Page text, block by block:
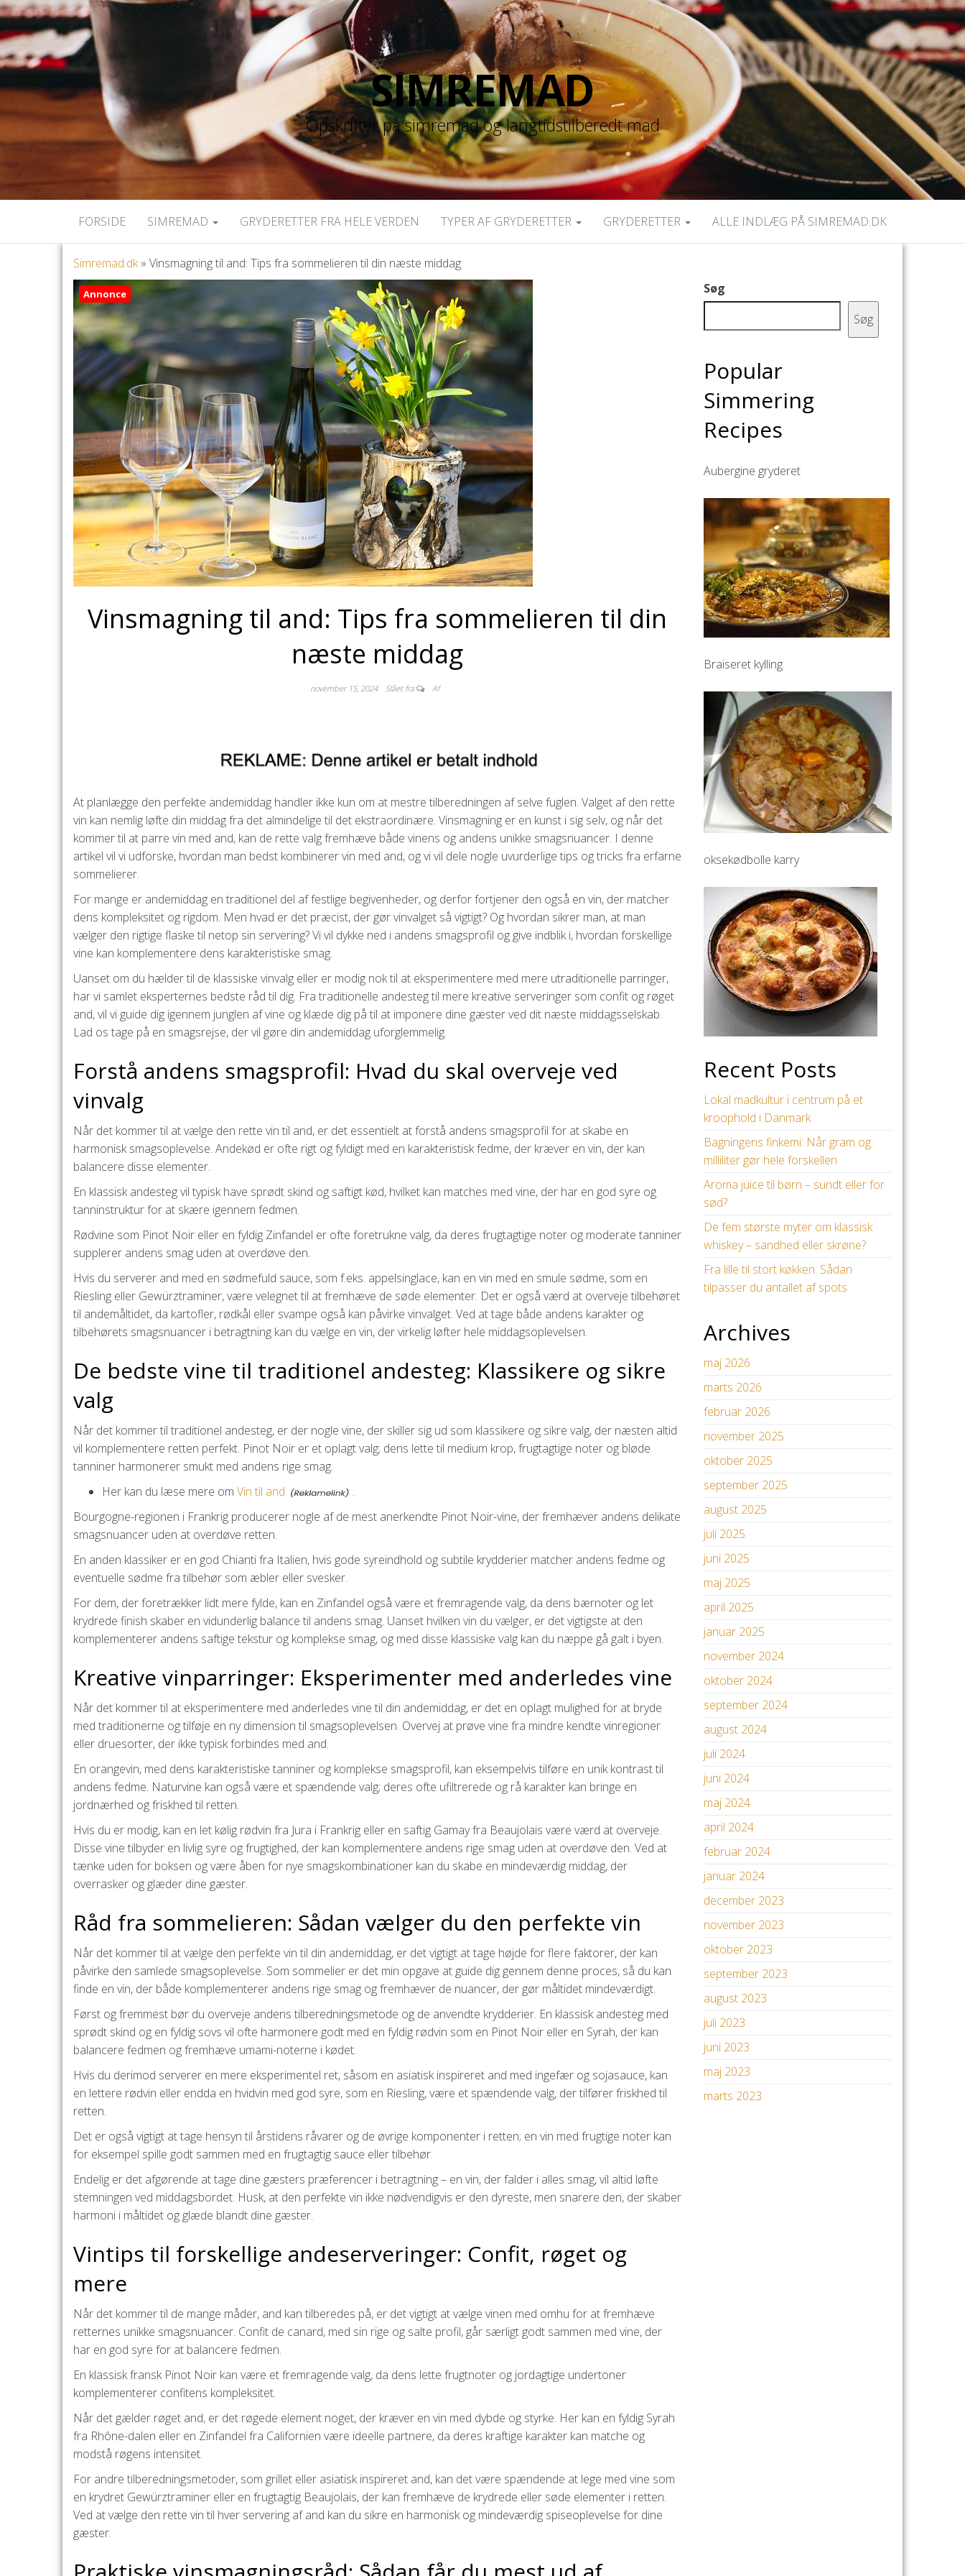
SIMREMAD
Opskrifter på simremad og langtidstilberedt mad
FORSIDE SIMREMAD GRYDERETTER FRA HELE VERDEN TYPER AF GRYDERETTER GRYDERETTER ALLE INDLÆG PÅ SIMREMAD.DK
Simremad.dk» Vinsmagning til and: Tips fra sommelieren til din næste middag
Annonce
Vinsmagning til and: Tips fra sommelieren til din
næste middag
november 15, 2024 Slået fra Af
At planlægge den perfekte andemiddag handler ikke kun om at mestre tilberedningen af selve fuglen. Valget af den rette
vin kan nemlig løfte din middag fra det almindelige til det ekstraordinære. Vinsmagning er en kunst i sig selv, og når det
kommer til at parre vin med and, kan de rette valg fremhæve både vinens og andens unikke smagsnuancer. I denne
artikel vil vi udforske, hvordan man bedst kombinerer vin med and, og vi vil dele nogle uvurderlige tips og tricks fra erfarne
sommelierer.
For mange er andemiddag en traditionel del af festlige begivenheder, og derfor fortjener den også en vin, der matcher
dens kompleksitet og rigdom. Men hvad er det præcist, der gør vinvalget så vigtigt? Og hvordan sikrer man, at man
vælger den rigtige flaske til netop sin servering? Vi vil dykke ned i andens smagsprofil og give indblik i, hvordan forskellige
vine kan komplementere dens karakteristiske smag.
Uanset om du hælder til de klassiske vinvalg eller er modig nok til at eksperimentere med mere utraditionelle parringer,
har vi samlet eksperternes bedste råd til dig. Fra traditionelle andesteg til mere kreative serveringer som confit og røget
and, vil vi guide dig igennem junglen af vine og klæde dig på til at imponere dine gæster ved dit næste middagsselskab.
Lad os tage på en smagsrejse, der vil gøre din andemiddag uforglemmelig.
Forstå andens smagsprofil: Hvad du skal overveje ved
vinvalg
Når det kommer til at vælge den rette vin til and, er det essentielt at forstå andens smagsprofil for at skabe en
harmonisk smagsoplevelse. Andekød er ofte rigt og fyldigt med en karakteristisk fedme, der kræver en vin, der kan
balancere disse elementer.
En klassisk andesteg vil typisk have sprødt skind og saftigt kød, hvilket kan matches med vine, der har en god syre og
tanninstruktur for at skære igennem fedmen.
Rødvine som Pinot Noir eller en fyldig Zinfandel er ofte foretrukne valg, da deres frugtagtige noter og moderate tanniner
supplerer andens smag uden at overdøve den.
Hvis du serverer and med en sødmefuld sauce, som f.eks. appelsinglace, kan en vin med en smule sødme, som en
Riesling eller Gewürztraminer, være velegnet til at fremhæve de søde elementer. Det er også værd at overveje tilbehøret
til andemåltidet, da kartofler, rødkål eller svampe også kan påvirke vinvalget. Ved at tage både andens karakter og
tilbehørets smagsnuancer i betragtning kan du vælge en vin, der virkelig løfter hele middagsoplevelsen.
De bedste vine til traditionel andesteg: Klassikere og sikre
valg
Når det kommer til traditionel andesteg, er der nogle vine, der skiller sig ud som klassikere og sikre valg, der næsten altid
vil komplementere retten perfekt. Pinot Noir er et oplagt valg; dens lette til medium krop, frugtagtige noter og bløde
tanniner harmonerer smukt med andens rige smag.
Her kan du læse mere om Vin til and
.
Bourgogne-regionen i Frankrig producerer nogle af de mest anerkendte Pinot Noir-vine, der fremhæver andens delikate
smagsnuancer uden at overdøve retten.
En anden klassiker er en god Chianti fra Italien, hvis gode syreindhold og subtile krydderier matcher andens fedme og
eventuelle sødme fra tilbehør som æbler eller svesker.
For dem, der foretrækker lidt mere fylde, kan en Zinfandel også være et fremragende valg, da dens bærnoter og let
krydrede finish skaber en vidunderlig balance til andens smag. Uanset hvilken vin du vælger, er det vigtigste at den
komplementerer andens saftige tekstur og komplekse smag, og med disse klassiske valg kan du næppe gå galt i byen.
Kreative vinparringer: Eksperimenter med anderledes vine
Når det kommer til at eksperimentere med anderledes vine til din andemiddag, er det en oplagt mulighed for at bryde
med traditionerne og tilføje en ny dimension til smagsoplevelsen. Overvej at prøve vine fra mindre kendte vinregioner
eller druesorter, der ikke typisk forbindes med and.
En orangevin, med dens karakteristiske tanniner og komplekse smagsprofil, kan eksempelvis tilføre en unik kontrast til
andens fedme. Naturvine kan også være et spændende valg; deres ofte ufiltrerede og rå karakter kan bringe en
jordnærhed og friskhed til retten.
Hvis du er modig, kan en let kølig rødvin fra Jura i Frankrig eller en saftig Gamay fra Beaujolais være værd at overveje.
Disse vine tilbyder en livlig syre og frugtighed, der kan komplementere andens rige smag uden at overdøve den. Ved at
tænke uden for boksen og være åben for nye smagskombinationer kan du skabe en mindeværdig middag, der
overrasker og glæder dine gæster.
Råd fra sommelieren: Sådan vælger du den perfekte vin
Når det kommer til at vælge den perfekte vin til din andemiddag, er det vigtigt at tage højde for flere faktorer, der kan
påvirke den samlede smagsoplevelse. Som sommelier er det min opgave at guide dig gennem denne proces, så du kan
finde en vin, der både komplementerer andens rige smag og fremhæver de nuancer, der gør måltidet mindeværdigt.
Først og fremmest bør du overveje andens tilberedningsmetode og de anvendte krydderier. En klassisk andesteg med
sprødt skind og en fyldig sovs vil ofte harmonere godt med en fyldig rødvin som en Pinot Noir eller en Syrah, der kan
balancere fedmen og fremhæve umami-noterne i kødet.
Hvis du derimod serverer en mere eksperimentel ret, såsom en asiatisk inspireret and med ingefær og sojasauce, kan
en lettere rødvin eller endda en hvidvin med god syre, som en Riesling, være et spændende valg, der tilfører friskhed til
retten.
Det er også vigtigt at tage hensyn til årstidens råvarer og de øvrige komponenter i retten; en vin med frugtige noter kan
for eksempel spille godt sammen med en frugtagtig sauce eller tilbehør.
Endelig er det afgørende at tage dine gæsters præferencer i betragtning – en vin, der falder i alles smag, vil altid løfte
stemningen ved middagsbordet. Husk, at den perfekte vin ikke nødvendigvis er den dyreste, men snarere den, der skaber
harmoni i måltidet og glæde blandt dine gæster.
Vintips til forskellige andeserveringer: Confit, røget og
mere
Når det kommer til de mange måder, and kan tilberedes på, er det vigtigt at vælge vinen med omhu for at fremhæve
retternes unikke smagsnuancer. Confit de canard, med sin rige og salte profil, går særligt godt sammen med vine, der
har en god syre for at balancere fedmen.
En klassisk fransk Pinot Noir kan være et fremragende valg, da dens lette frugtnoter og jordagtige undertoner
komplementerer confitens kompleksitet.
Når det gælder røget and, er det røgede element noget, der kræver en vin med dybde og styrke. Her kan en fyldig Syrah
fra Rhône-dalen eller en Zinfandel fra Californien være ideelle partnere, da deres kraftige karakter kan matche og
modstå røgens intensitet.
For andre tilberedningsmetoder, som grillet eller asiatisk inspireret and, kan det være spændende at lege med vine som
en krydret Gewürztraminer eller en frugtagtig Beaujolais, der kan fremhæve de krydrede eller søde elementer i retten.
Ved at vælge den rette vin til hver servering af and kan du sikre en harmonisk og mindeværdig spiseoplevelse for dine
gæster.
Søg
Søg
Popular
Simmering
Recipes
Aubergine gryderet
Braiseret kylling
oksekødbolle karry
Recent Posts
Lokal madkultur i centrum på et
kroophold i Danmark
Bagningens finkemi: Når gram og
milliliter gør hele forskellen
Aroma juice til børn – sundt eller for
sød?
De fem største myter om klassisk
whiskey – sandhed eller skrøne?
Fra lille til stort køkken: Sådan
tilpasser du antallet af spots
Archives
maj 2026
marts 2026
februar 2026
november 2025
oktober 2025
september 2025
august 2025
juli 2025
juni 2025
maj 2025
april 2025
januar 2025
november 2024
oktober 2024
september 2024
august 2024
juli 2024
juni 2024
maj 2024
april 2024
februar 2024
januar 2024
december 2023
november 2023
oktober 2023
september 2023
august 2023
juli 2023
juni 2023
maj 2023
marts 2023